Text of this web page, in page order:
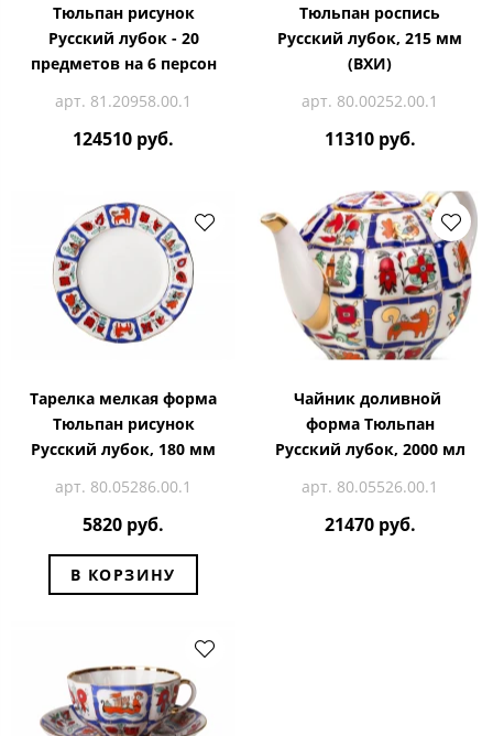
Тюльпан рисунок
Русский лубок - 20
предметов на 6 персон
арт. 81.20958.00.1
124510 руб.
Тюльпан роспись
Русский лубок, 215 мм
(ВХИ)
арт. 80.00252.00.1
11310 руб.
Тарелка мелкая форма
Тюльпан рисунок
Русский лубок, 180 мм
арт. 80.05286.00.1
5820 руб.
В КОРЗИНУ
Чайник доливной
форма Тюльпан
Русский лубок, 2000 мл
арт. 80.05526.00.1
21470 руб.